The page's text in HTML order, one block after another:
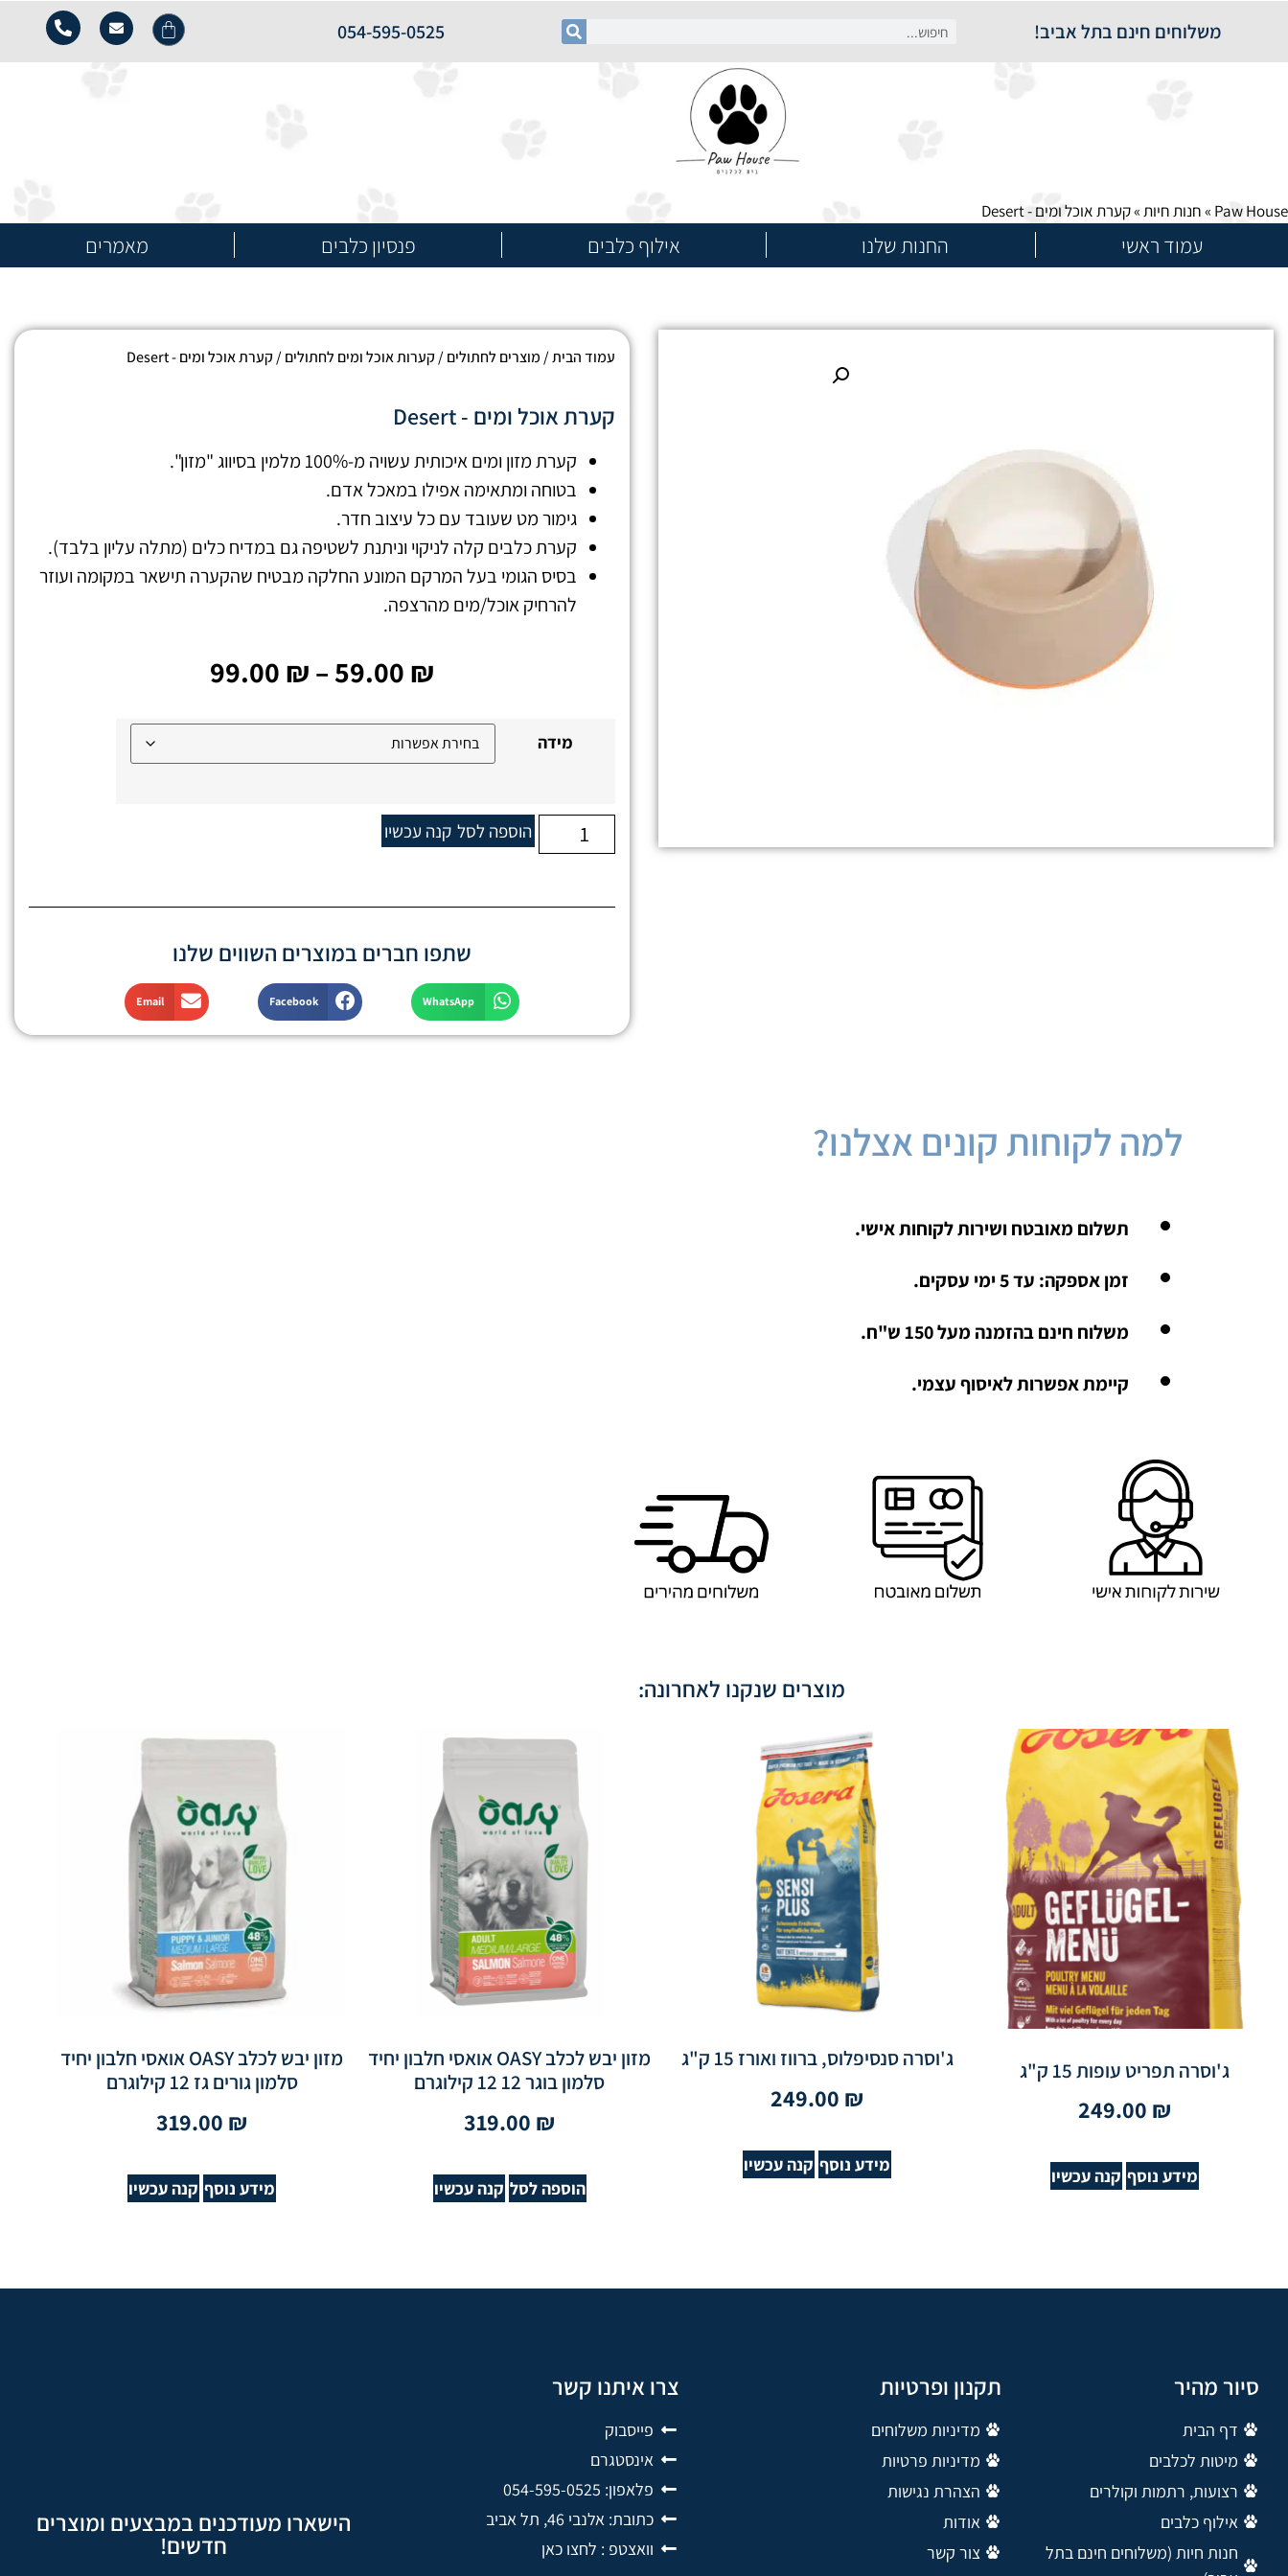
משלוחים חינם בתל אביב! 054-595-0525
Paw House
»חנות חיות»קערת אוכל ומים - Desert
עמוד ראשי החנות שלנו אילוף כלבים פנסיון כלבים מאמרים
עמוד הבית/ מוצרים לחתולים/קערות אוכל ומים לחתולים/ קערת אוכל ומים - Desert
קערת אוכל ומים - Desert
קערת מזון ומים איכותית עשויה מ-100% מלמין בסיווג "מזון".
בטוחה ומתאימה אפילו במאכל אדם.
גימור מט שעובד עם כל עיצוב חדר.
קערת כלבים קלה לניקוי וניתנת לשטיפה גם במדיח כלים (מתלה עליון בלבד).
בסיס הגומי בעל המרקם המונע החלקה מבטיח שהקערה תישאר במקומה ועוזר
להרחיק אוכל/מים מהרצפה.
59.00 ₪
–
99.00 ₪
מידה
הוספה לסל קנה עכשיו
שתפו חברים במוצרים השווים שלנו
WhatsApp
Facebook
Email
למה לקוחות קונים אצלנו?
תשלום מאובטח ושירות לקוחות אישי.
זמן אספקה: עד 5 ימי עסקים.
משלוח חינם בהזמנה מעל 150 ש"ח.
קיימת אפשרות לאיסוף עצמי.
מוצרים שנקנו לאחרונה:
ג'וסרה תפריט עופות 15 ק"ג
249.00 ₪
מידע נוסף קנה עכשיו
ג'וסרה סנסיפלוס, ברווז ואורז 15 ק"ג
249.00 ₪
מידע נוסף קנה עכשיו
מזון יבש לכלב OASY אואסי חלבון יחיד
סלמון בוגר 12 12 קילוגרם
319.00 ₪
הוספה לסל קנה עכשיו
מזון יבש לכלב OASY אואסי חלבון יחיד
סלמון גורים גז 12 קילוגרם
319.00 ₪
מידע נוסף קנה עכשיו
סיור מהיר
דף הבית
מיטות לכלבים
רצועות, רתמות וקולרים
אילוף כלבים
חנות חיות (משלוחים חינם בתל
תקנון ופרטיות
מדיניות משלוחים
מדיניות פרטיות
הצהרת נגישות
אודות
צור קשר
צרו איתנו קשר
פייסבוק
אינסטגרם
פלאפון: 054-595-0525
כתובת: אלנבי 46, תל אביב
וואצטפ : לחצו כאן
הישארו מעודכנים במבצעים ומוצרים
חדשים!